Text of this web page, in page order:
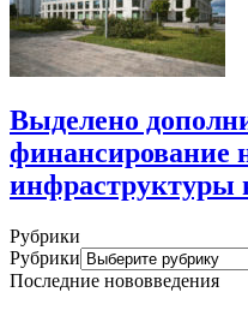
Выделено
финансирование
инфраструктуры
Рубрики
Рубрики
Последние нововведения